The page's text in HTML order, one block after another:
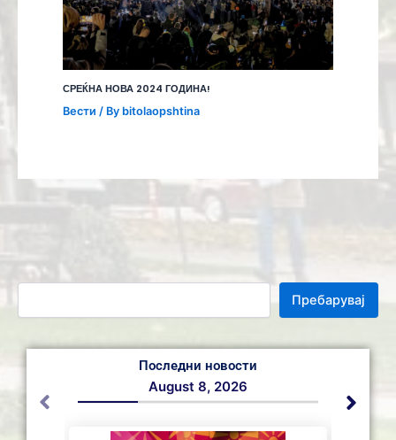
Пребарувај
Последни новости
August 8, 2026
СРЕЌНА НОВА 2024 ГОДИНА!
Вести / By bitolaopshtina